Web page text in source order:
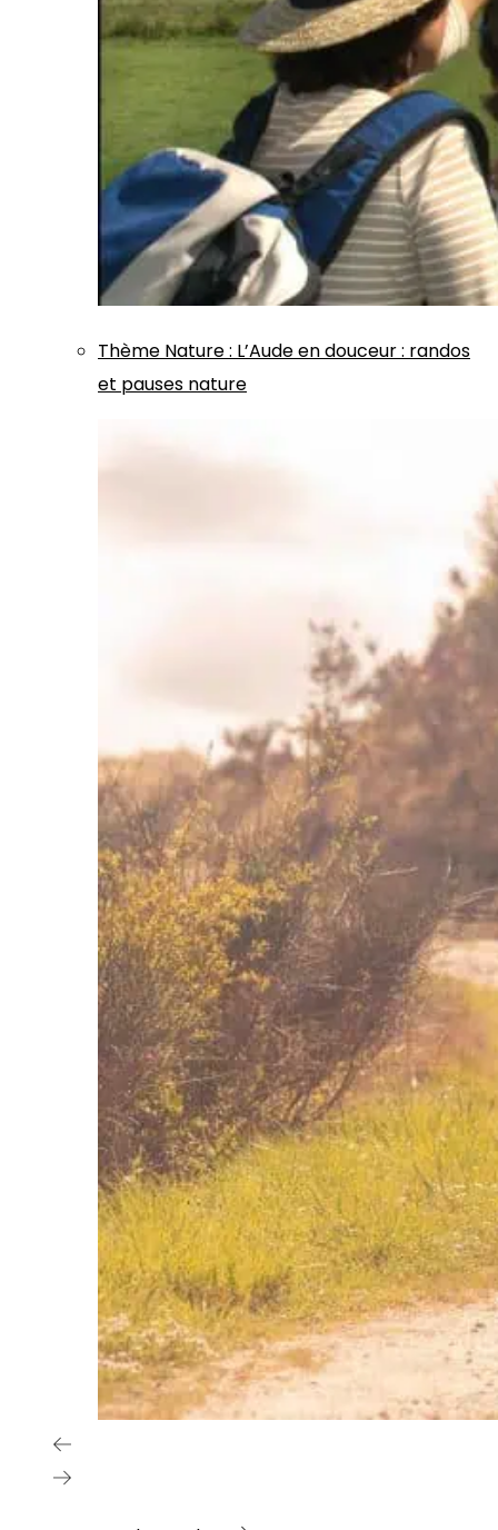
Thème Nature: L’Aude en douceur : randos
et pauses nature